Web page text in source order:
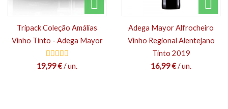
Tripack Coleção Amálias
Vinho Tinto - Adega Mayor
19,99 €/ un.
Adega Mayor Alfrocheiro
Vinho Regional Alentejano
Tinto 2019
16,99 €/ un.